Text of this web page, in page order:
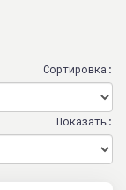
Сортировка:
Показать: